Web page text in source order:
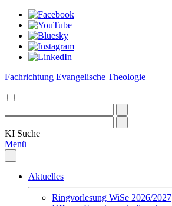
Fachrichtung Evangelische Theologie
KI Suche
Menü
Aktuelles
Ringvorlesung WiSe 2026/2027